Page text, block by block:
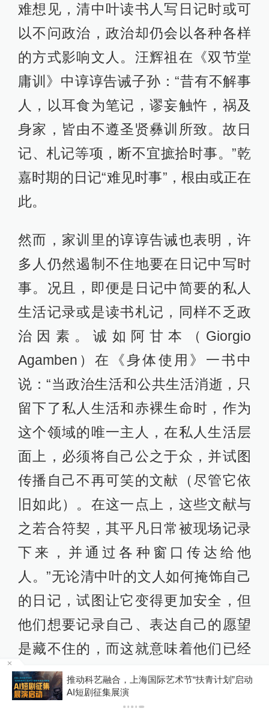
难想见，清中叶读书人写日记时或可
以不问政治，政治却仍会以各种各样
的方式影响文人。汪辉祖在《双节堂
庸训》中谆谆告诫子孙：“昔有不解事
人，以耳食为笔记，谬妄触忤，祸及
身家，皆由不遵圣贤彝训所致。故日
记、札记等项，断不宜摭拾时事。”乾
嘉时期的日记“难见时事”，根由或正在
此。
然而，家训里的谆谆告诫也表明，许
多人仍然遏制不住地要在日记中写时
事。况且，即便是日记中简要的私人
生活记录或是读书札记，同样不乏政
治因素。诚如阿甘本（Giorgio
Agamben）在《身体使用》一书中
说：“当政治生活和公共生活消逝，只
留下了私人生活和赤裸生命时，作为
这个领域的唯一主人，在私人生活层
面上，必须将自己公之于众，并试图
传播自己不再可笑的文献（尽管它依
旧如此）。在这一点上，这些文献与
之若合符契，其平凡日常被现场记录
下来，并通过各种窗口传达给他
人。”无论清中叶的文人如何掩饰自己
的日记，试图让它变得更加安全，但
他们想要记录自己、表达自己的愿望
是藏不住的，而这就意味着他们已经
在日记中埋下了足够多的隐秘线索，
只不过有待我们去开发解密而已。
推动科艺融合，上海国际艺术节“扶青计划”启动
AI短剧征集展演